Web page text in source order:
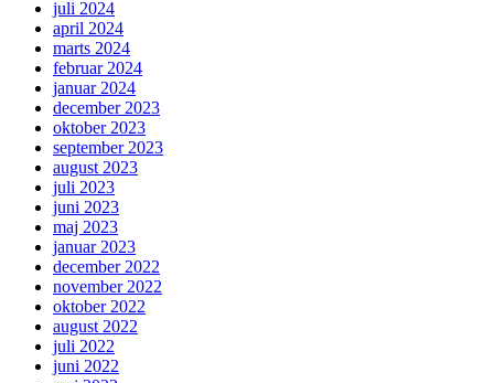
juli 2024
april 2024
marts 2024
februar 2024
januar 2024
december 2023
oktober 2023
september 2023
august 2023
juli 2023
juni 2023
maj 2023
januar 2023
december 2022
november 2022
oktober 2022
august 2022
juli 2022
juni 2022